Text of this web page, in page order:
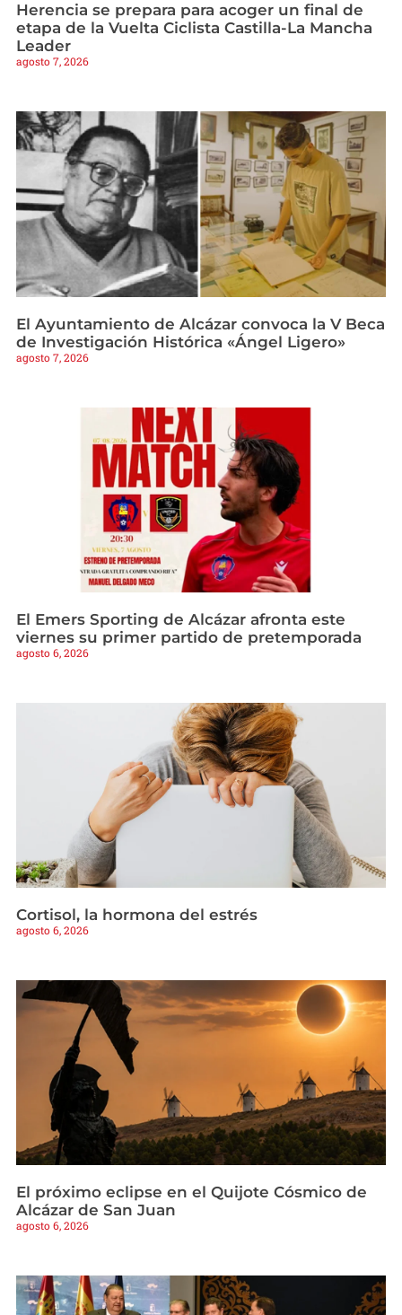
Herencia se prepara para acoger un final de
etapa de la Vuelta Ciclista Castilla-La Mancha
Leader
agosto 7, 2026
El Ayuntamiento de Alcázar convoca la V Beca
de Investigación Histórica «Ángel Ligero»
agosto 7, 2026
El Emers Sporting de Alcázar afronta este
viernes su primer partido de pretemporada
agosto 6, 2026
Cortisol, la hormona del estrés
agosto 6, 2026
El próximo eclipse en el Quijote Cósmico de
Alcázar de San Juan
agosto 6, 2026